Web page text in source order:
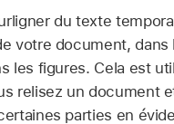
du texte
votre document, dans
les figures. Cela est
relisez un document
parties en